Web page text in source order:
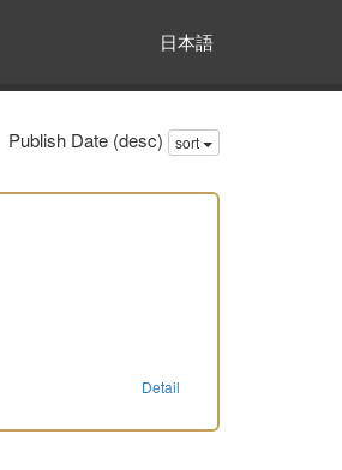
日本語
Publish Date (desc) sort
Detail